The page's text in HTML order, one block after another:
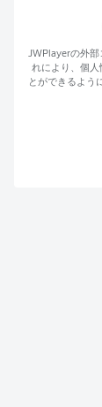
JWPlayerの外部
れにより、個人
とができるよう